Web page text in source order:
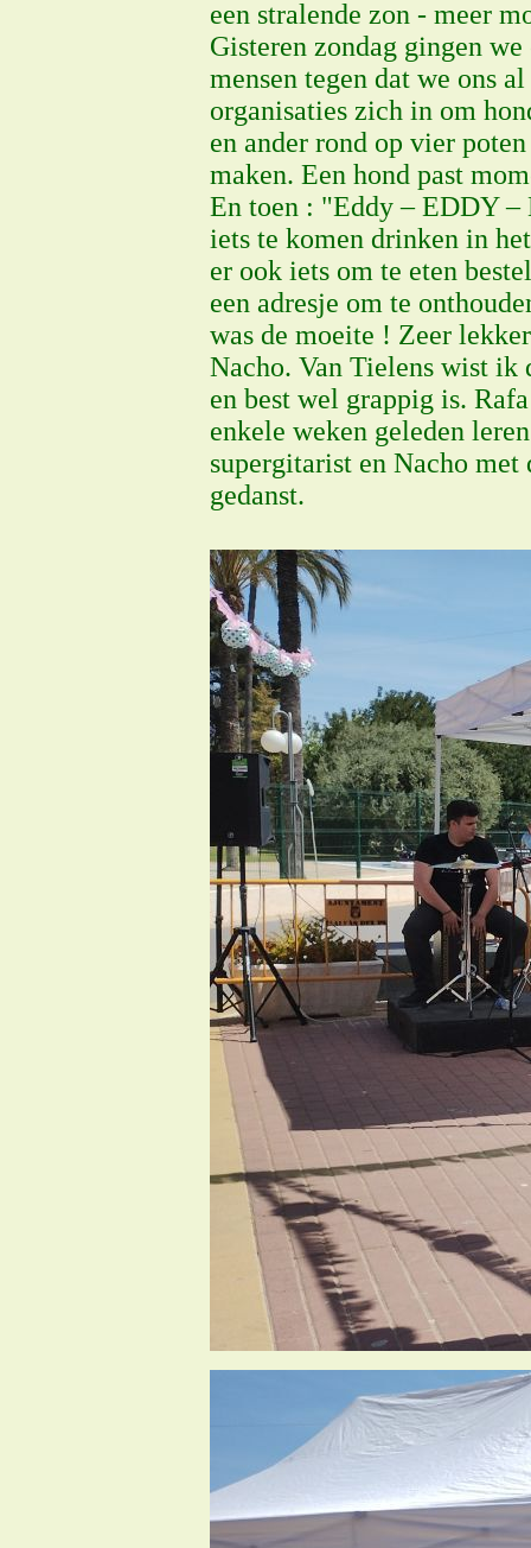
een stralende zon - meer
Gisteren zondag gingen
mensen tegen dat we ons
organisaties zich in om
en ander rond op vier
maken. Een hond past
En toen : "Eddy – EDDY –
iets te komen drinken in
er ook iets om te eten
een adresje om te
was de moeite ! Zeer
Nacho. Van Tielens wist ik
en best wel grappig is.
enkele weken geleden
supergitarist en Nacho met
gedanst.